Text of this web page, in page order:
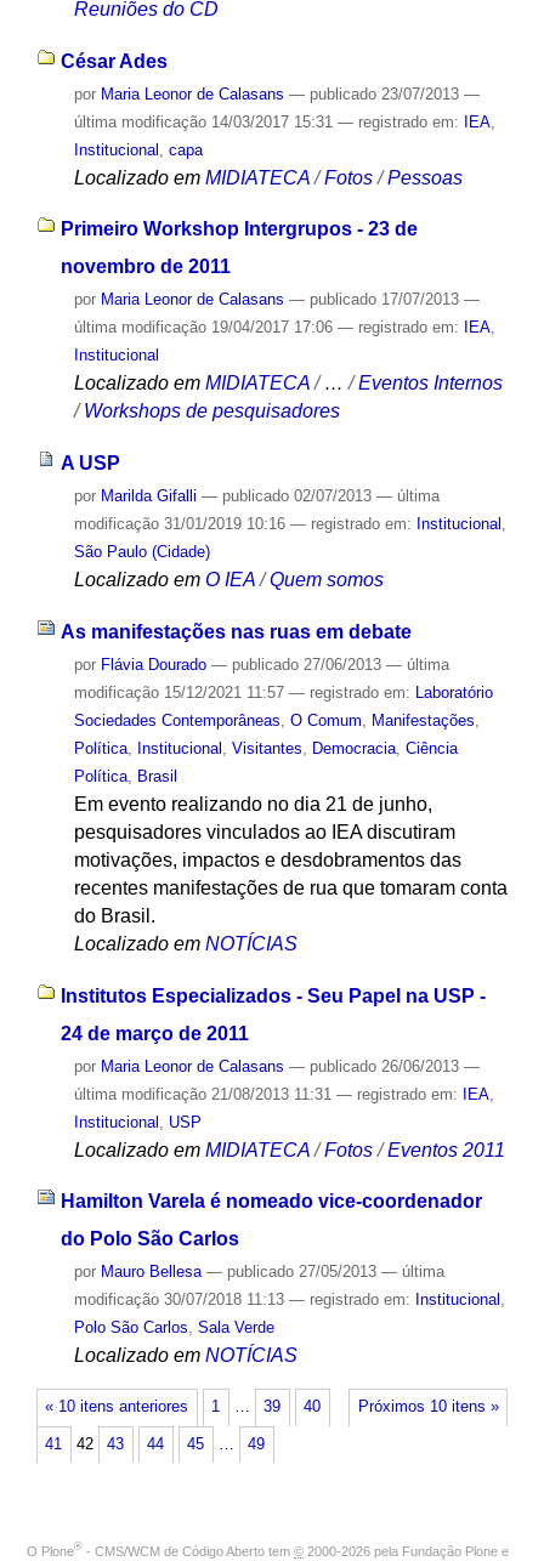
Reuniões do CD
César Ades
por Maria Leonor de Calasans — publicado23/07/2013 —
última modificação14/03/2017 15:31 — registrado em: IEA,
Institucional capa
Localizado em MIDIATECA /Fotos /Pessoas
Primeiro Workshop Intergrupos - 23 de
novembro de 2011
por Maria Leonor de Calasans — publicado17/07/2013 —
última modificação19/04/2017 17:06 — registrado em: IEA,
Institucional
Localizado em MIDIATECA / …/Eventos Internos
/ Workshops de pesquisadores
A USP
por Marilda Gifalli — publicado02/07/2013 — última
modificação31/01/2019 10:16 — registrado em: Institucional ,
São Paulo (Cidade)
Localizado em O IEA /Quem somos
As manifestações nas ruas em debate
por Flávia Dourado — publicado27/06/2013 — última
modificação15/12/2021 11:57 — registrado em:
Laboratório
Sociedades Contemporâneas O Comum Manifestações
Política, Institucional Visitantes Democracia, Ciência
Política, Brasil
Em evento realizando no dia 21 de junho,
pesquisadores vinculados ao IEA discutiram
motivações, impactos e desdobramentos das
recentes manifestações de rua que tomaram conta
do Brasil.
Localizado em NOTÍCIAS
Institutos Especializados - Seu Papel na USP -
24 de março de 2011
por Maria Leonor de Calasans — publicado26/06/2013 —
última modificação21/08/2013 11:31 — registrado em: IEA,
Institucional
USP
Localizado em MIDIATECA /Fotos /Eventos 2011
Hamilton Varela é nomeado vice-coordenador
do Polo São Carlos
por Mauro Bellesa — publicado27/05/2013 — última
modificação30/07/2018 11:13 — registrado em: Institucional ,
Polo São Carlos, Sala Verde
Localizado em NOTÍCIAS
« 10 itens anteriores Próximos 10 itens »
1 … 39 40
41 42 43 44 45 … 49
O Plone® - CMS/WCM de Código Aberto tem © 2000-2026 pela Fundação Plone e